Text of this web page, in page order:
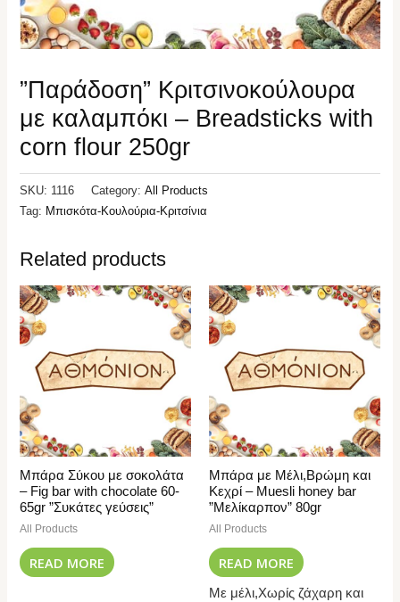
”Παράδοση” Κριτσινοκούλουρα
με καλαμπόκι – Breadsticks with
corn flour 250gr
SKU: 1116 Category:All Products
Tag: Μπισκότα-Κουλούρια-Κριτσίνια
Related products
Μπάρα Σύκου με σοκολάτα
– Fig bar with chocolate 60-
65gr ”Συκάτες γεύσεις”
All Products
READ MORE
Μπάρα με Μέλι,Βρώμη και
Κεχρί – Muesli honey bar
”Μελίκαρπον” 80gr
All Products
READ MORE
Με μέλι,Χωρίς ζάχαρη και